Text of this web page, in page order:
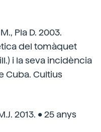
Pla D. 2003.
del tomàquet
i la seva incidència
Cuba. Cultius
2013. • 25 anys